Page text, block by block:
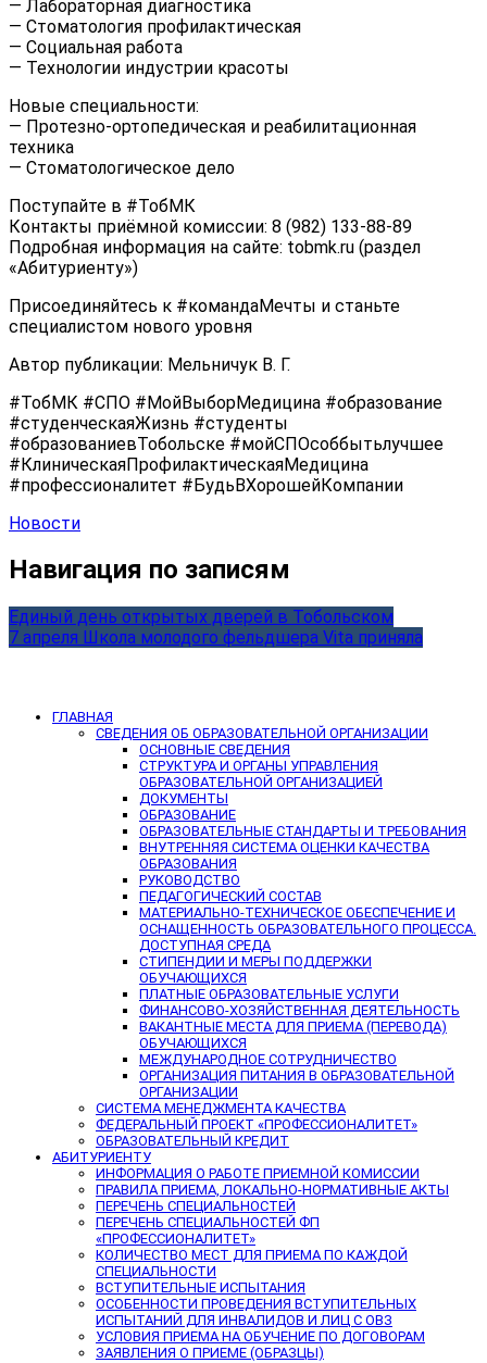
— Лабораторная диагностика
— Стоматология профилактическая
— Социальная работа
— Технологии индустрии красоты
Новые специальности:
— Протезно-ортопедическая и реабилитационная
техника
— Стоматологическое дело
Поступайте в #ТобМК
Контакты приёмной комиссии: 8 (982) 133-88-89
Подробная информация на сайте: tobmk.ru (раздел
«Абитуриенту»)
Присоединяйтесь к #командаМечты и станьте
специалистом нового уровня
Автор публикации: Мельничук В. Г.
#ТобМК #СПО #МойВыборМедицина #образование
#студенческаяЖизнь #студенты
#образованиевТобольске #мойСПОсоббытьлучшее
#КлиническаяПрофилактическаяМедицина
#профессионалитет #БудьВХорошейКомпании
Новости
Навигация по записям
Единый день открытых дверей в Тобольском
7 апреля Школа молодого фельдшера Vita приняла
ГЛАВНАЯ
СВЕДЕНИЯ ОБ ОБРАЗОВАТЕЛЬНОЙ ОРГАНИЗАЦИИ
ОСНОВНЫЕ СВЕДЕНИЯ
СТРУКТУРА И ОРГАНЫ УПРАВЛЕНИЯ
ОБРАЗОВАТЕЛЬНОЙ ОРГАНИЗАЦИЕЙ
ДОКУМЕНТЫ
ОБРАЗОВАНИЕ
ОБРАЗОВАТЕЛЬНЫЕ СТАНДАРТЫ И ТРЕБОВАНИЯ
ВНУТРЕННЯЯ СИСТЕМА ОЦЕНКИ КАЧЕСТВА
ОБРАЗОВАНИЯ
РУКОВОДСТВО
ПЕДАГОГИЧЕСКИЙ СОСТАВ
МАТЕРИАЛЬНО-ТЕХНИЧЕСКОЕ ОБЕСПЕЧЕНИЕ И
ОСНАЩЕННОСТЬ ОБРАЗОВАТЕЛЬНОГО ПРОЦЕССА.
ДОСТУПНАЯ СРЕДА
СТИПЕНДИИ И МЕРЫ ПОДДЕРЖКИ
ОБУЧАЮЩИХСЯ
ПЛАТНЫЕ ОБРАЗОВАТЕЛЬНЫЕ УСЛУГИ
ФИНАНСОВО-ХОЗЯЙСТВЕННАЯ ДЕЯТЕЛЬНОСТЬ
ВАКАНТНЫЕ МЕСТА ДЛЯ ПРИЕМА (ПЕРЕВОДА)
ОБУЧАЮЩИХСЯ
МЕЖДУНАРОДНОЕ СОТРУДНИЧЕСТВО
ОРГАНИЗАЦИЯ ПИТАНИЯ В ОБРАЗОВАТЕЛЬНОЙ
ОРГАНИЗАЦИИ
СИСТЕМА МЕНЕДЖМЕНТА КАЧЕСТВА
ФЕДЕРАЛЬНЫЙ ПРОЕКТ «ПРОФЕССИОНАЛИТЕТ»
ОБРАЗОВАТЕЛЬНЫЙ КРЕДИТ
АБИТУРИЕНТУ
ИНФОРМАЦИЯ О РАБОТЕ ПРИЕМНОЙ КОМИССИИ
ПРАВИЛА ПРИЕМА, ЛОКАЛЬНО-НОРМАТИВНЫЕ АКТЫ
ПЕРЕЧЕНЬ СПЕЦИАЛЬНОСТЕЙ
ПЕРЕЧЕНЬ СПЕЦИАЛЬНОСТЕЙ ФП
«ПРОФЕССИОНАЛИТЕТ»
КОЛИЧЕСТВО МЕСТ ДЛЯ ПРИЕМА ПО КАЖДОЙ
СПЕЦИАЛЬНОСТИ
ВСТУПИТЕЛЬНЫЕ ИСПЫТАНИЯ
ОСОБЕННОСТИ ПРОВЕДЕНИЯ ВСТУПИТЕЛЬНЫХ
ИСПЫТАНИЙ ДЛЯ ИНВАЛИДОВ И ЛИЦ С ОВЗ
УСЛОВИЯ ПРИЕМА НА ОБУЧЕНИЕ ПО ДОГОВОРАМ
ЗАЯВЛЕНИЯ О ПРИЕМЕ (ОБРАЗЦЫ)